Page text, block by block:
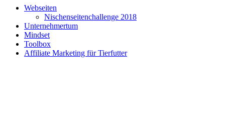
Webseiten
Nischenseitenchallenge 2018
Unternehmertum
Mindset
Toolbox
Affiliate Marketing für Tierfutter